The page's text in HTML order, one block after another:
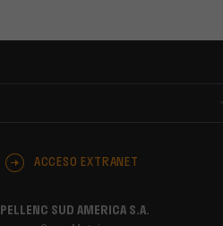
ACCESO EXTRANET
PELLENC SUD AMERICA S.A.